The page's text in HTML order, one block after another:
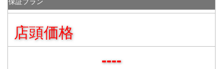
店頭価格
----